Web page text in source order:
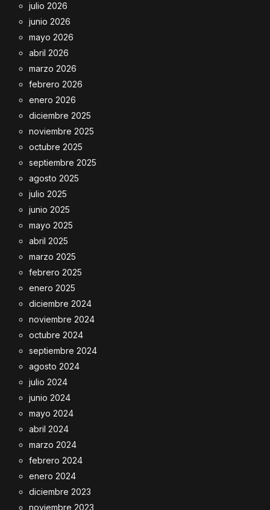
julio 2026
junio 2026
mayo 2026
abril 2026
marzo 2026
febrero 2026
enero 2026
diciembre 2025
noviembre 2025
octubre 2025
septiembre 2025
agosto 2025
julio 2025
junio 2025
mayo 2025
abril 2025
marzo 2025
febrero 2025
enero 2025
diciembre 2024
noviembre 2024
octubre 2024
septiembre 2024
agosto 2024
julio 2024
junio 2024
mayo 2024
abril 2024
marzo 2024
febrero 2024
enero 2024
diciembre 2023
noviembre 2023